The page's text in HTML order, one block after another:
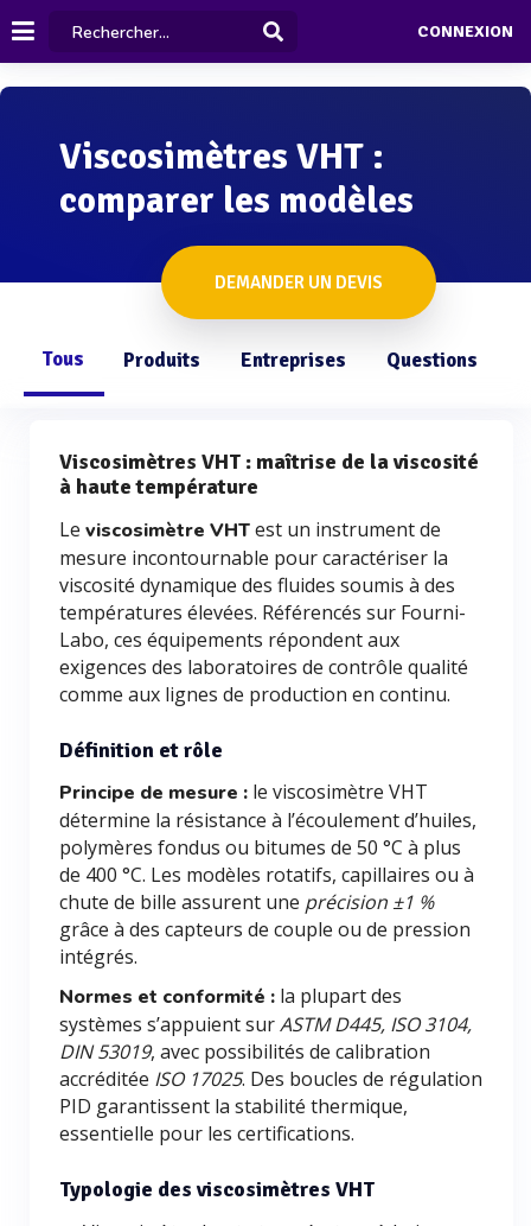
CONNEXION
Viscosimètres VHT :
comparer les modèles
DEMANDER UN DEVIS
Tous Produits Entreprises Questions
Viscosimètres VHT : maîtrise de la viscosité
à haute température
Le viscosimètre VHTest un instrument de
mesure incontournable pour caractériser la
viscosité dynamique des fluides soumis à des
températures élevées. Référencés sur Fourni-
Labo, ces équipements répondent aux
exigences des laboratoires de contrôle qualité
comme aux lignes de production en continu.
Définition et rôle
Principe de mesure : le viscosimètre VHT
détermine la résistance à l’écoulement d’huiles,
polymères fondus ou bitumes de 50 °C à plus
de 400 °C. Les modèles rotatifs, capillaires ou à
chute de bille assurent une précision ±1 %
grâce à des capteurs de couple ou de pression
intégrés.
Normes et conformité : la plupart des
systèmes s’appuient surASTM D445, ISO 3104,
DIN 53019, avec possibilités de calibration
accréditée ISO 17025. Des boucles de régulation
PID garantissent la stabilité thermique,
essentielle pour les certifications.
Typologie des viscosimètres VHT